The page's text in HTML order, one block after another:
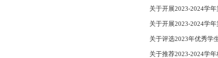
关于开展2023-2024学
关于开展2023-2024学
关于评选2023年优秀学
关于推荐2023-2024学